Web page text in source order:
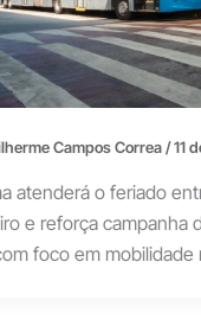
Campos Correa/11
atenderá o feriado
e reforça campanha
foco em